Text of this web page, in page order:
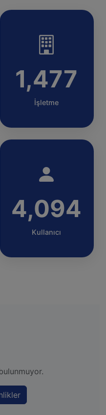
1,477
İşletme
4,094
Kullanıcı